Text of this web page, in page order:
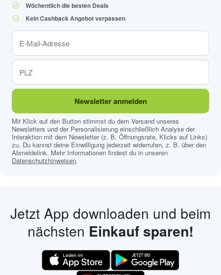
Wöchentlich die besten Deals
Kein Cashback Angebot verpassen
Newsletter anmelden
Mit Klick auf den Button stimmst du dem Versand unseres
Newsletters und der Personalisierung einschließlich Analyse der
Interaktion mit dem Newsletter (z. B. Öffnungsrate, Klicks auf Links)
zu. Du kannst deine Einwilligung jederzeit widerrufen, z. B. über den
Abmeldelink. Mehr Informationen findest du in unseren
Datenschutzhinweisen.
Jetzt App downloaden und beim
nächsten Einkauf sparen!